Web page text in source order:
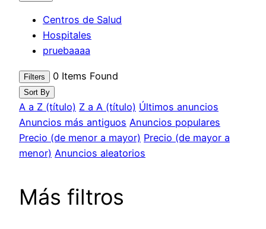
Centros de Salud
Hospitales
pruebaaaa
Filters 0 Items Found
Sort By
A a Z (título) Z a A (título) Últimos anuncios
Anuncios más antiguos Anuncios populares
Precio (de menor a mayor) Precio (de mayor a
menor) Anuncios aleatorios
Más filtros